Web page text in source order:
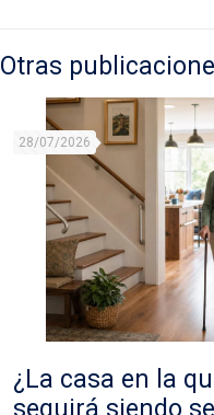
Otras
28/07/2026
¿La casa en la